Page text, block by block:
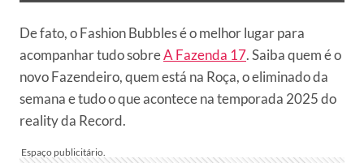
De fato, o Fashion Bubbles é o melhor lugar para
acompanhar tudo sobreA Fazenda 17. Saiba quem é o
novo Fazendeiro, quem está na Roça, o eliminado da
semana e tudo o que acontece na temporada 2025 do
reality da Record.